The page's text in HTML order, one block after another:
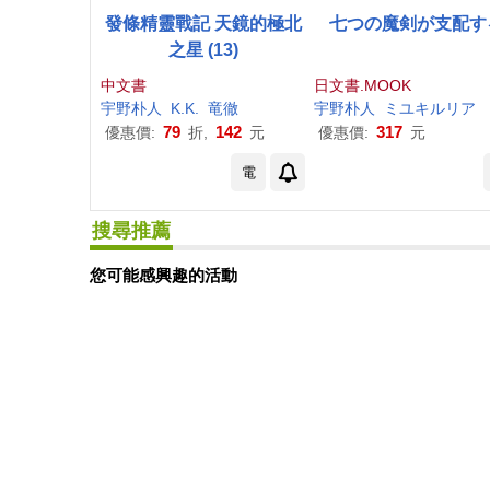
發條精靈戰記 天鏡的極北
之星 (13)
中文書
宇野朴人 K.K.
竜徹
優惠價: 79 折, 142 元
七つの魔剣が支配す
日文書.MOOK
宇野朴人
ミユキルリア
優惠價: 317 元
電
搜尋推薦
您可能感興趣的活動